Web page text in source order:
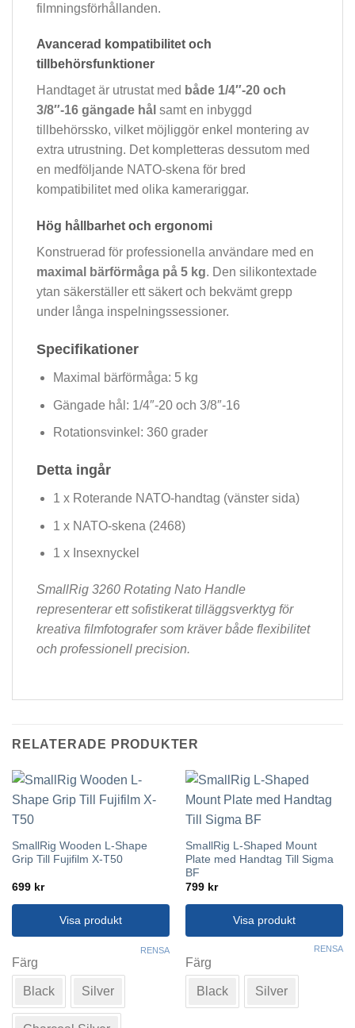
filmningsförhållanden.
Avancerad kompatibilitet och
tillbehörsfunktioner
Handtaget är utrustat med både 1/4″-20 och
3/8″-16 gängade hål samt en inbyggd
tillbehörssko, vilket möjliggör enkel montering av
extra utrustning. Det kompletteras dessutom med
en medföljande NATO-skena för bred
kompatibilitet med olika kamerariggar.
Hög hållbarhet och ergonomi
Konstruerad för professionella användare med en
maximal bärförmåga på 5 kg. Den silikontextade
ytan säkerställer ett säkert och bekvämt grepp
under långa inspelningssessioner.
Specifikationer
Maximal bärförmåga: 5 kg
Gängade hål: 1/4″-20 och 3/8″-16
Rotationsvinkel: 360 grader
Detta ingår
1 x Roterande NATO-handtag (vänster sida)
1 x NATO-skena (2468)
1 x Insexnyckel
SmallRig 3260 Rotating Nato Handle
representerar ett sofistikerat tilläggsverktyg för
kreativa filmfotografer som kräver både flexibilitet
och professionell precision.
RELATERADE PRODUKTER
SmallRig Wooden L-Shape
Grip Till Fujifilm X-T50
699 kr
Visa produkt
här
produkten
har
flera
Färg
Black Silver
RENSA
SmallRig L-Shaped Mount
Plate med Handtag Till Sigma
BF
799 kr
Visa produkt
här
produkten
har
flera
Färg
Black Silver
RENSA